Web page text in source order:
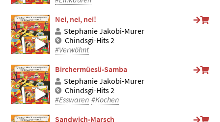
Nei, nei, nei!
Stephanie Jakobi-Murer
Chindsgi-Hits 2
#Verwöhnt
Birchermüesli-Samba
Stephanie Jakobi-Murer
Chindsgi-Hits 2
#Esswaren #Kochen
Sandwich-Marsch